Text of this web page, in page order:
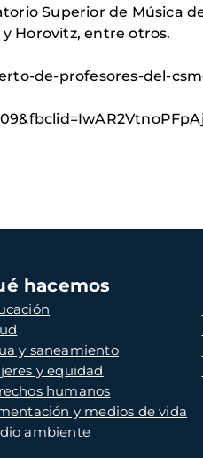
Superior de Música
Horovitz, entre otros.
de-profesores-del-
hacemos
y saneamiento
y equidad
humanos
y medios de vida
ambiente